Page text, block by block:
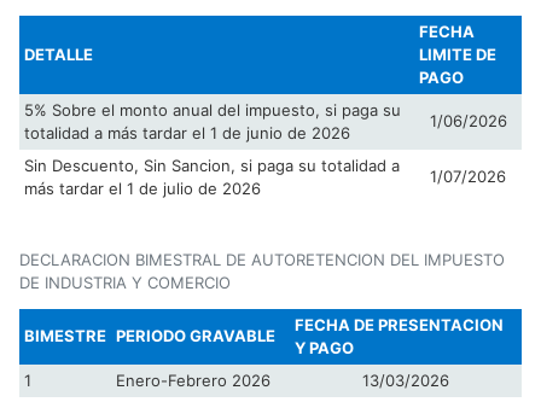
DETALLE
FECHA
LIMITE DE
PAGO
5% Sobre el monto anual del impuesto, si paga su
totalidad a más tardar el 1 de junio de 2026
1/06/2026
Sin Descuento, Sin Sancion, si paga su totalidad a
más tardar el 1 de julio de 2026
1/07/2026
DECLARACION BIMESTRAL DE AUTORETENCION DEL IMPUESTO
DE INDUSTRIA Y COMERCIO
BIMESTRE PERIODO GRAVABLE
FECHA DE PRESENTACION
Y PAGO
1
Enero-Febrero 2026
13/03/2026